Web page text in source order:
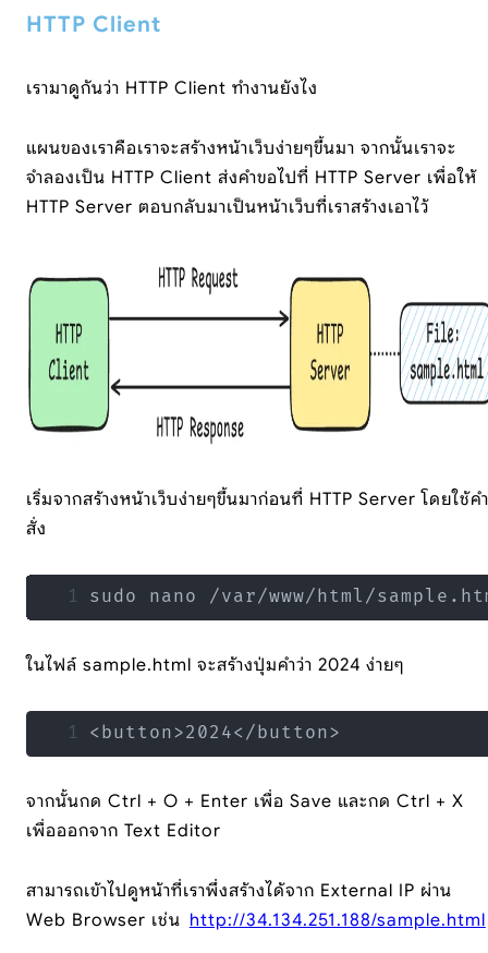
HTTP Client
เรามาดูกันว่า HTTP Client ทำงานยังไง
แผนของเราคือเราจะสร้างหน้าเว็บง่ายๆขึ้นมา จากนั้นเราจะ
จำลองเป็น HTTP Client ส่งคำขอไปที่ HTTP Server เพื่อให้
HTTP Server ตอบกลับมาเป็นหน้าเว็บที่เราสร้างเอาไว้
เริ่มจากสร้างหน้าเว็บง่ายๆขึ้นมาก่อนที่ HTTP Server โดยใช้คำ
สั่ง
sudo nano /var/www/html/
ในไฟล์ sample.html จะสร้างปุ่มคำว่า 2024 ง่ายๆ
<button>2024</button>
จากนั้นกด Ctrl + O + Enter เพื่อ Save และกด Ctrl + X
เพื่อออกจาก Text Editor
สามารถเข้าไปดูหน้าที่เราพึ่งสร้างได้จาก External IP ผ่าน
Web Browser เช่น http://34.134.251.188/sample.html